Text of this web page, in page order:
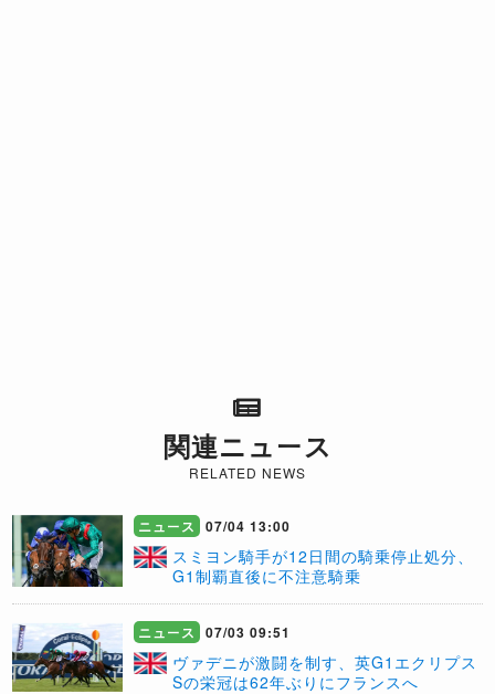
関連ニュース
RELATED NEWS
ニュース 07/04 13:00
​スミヨン騎手が12日間の騎乗停止処分、
G1制覇直後に不注意騎乗
ニュース 07/03 09:51
ヴァデニが激闘を制す、英G1エクリプス
Sの栄冠は62年ぶりにフランスへ